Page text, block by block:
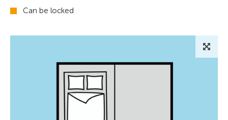
Can be locked